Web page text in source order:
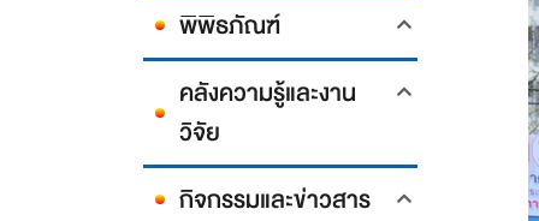
พิพิธภัณฑ์
คลังความรู้และงาน
วิจัย
กิจกรรมและข่าวสาร